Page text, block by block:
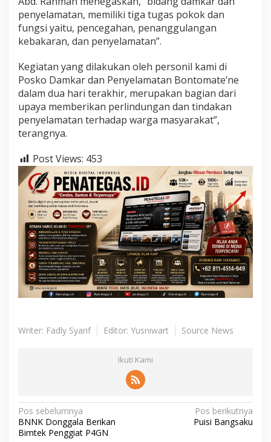
penyelamatan, memiliki tiga tugas pokok dan
fungsi yaitu, pencegahan, penanggulangan
kebakaran, dan penyelamatan”.
Kegiatan yang dilakukan oleh personil kami di
Posko Damkar dan Penyelamatan Bontomate’ne
dalam dua hari terakhir, merupakan bagian dari
upaya memberikan perlindungan dan tindakan
penyelamatan terhadap warga masyarakat”,
terangnya.
Post Views: 453
Writer: Fadly Syarif Editor: Yusniwart Source News
Ikuti Kami
N
a
Pos sebelumnya
BNNK Donggala Berikan
Bimtek Penggiat P4GN
Pos berikutnya
Puisi Bangsaku